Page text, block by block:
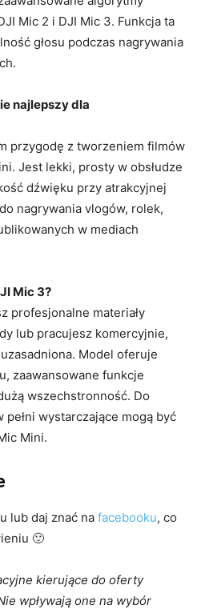
Mic 2 i DJI Mic 3. Funkcja ta
głosu podczas nagrywania
najlepszy dla
przygodę z tworzeniem filmów
Jest lekki, prosty w obsłudze
dźwięku przy atrakcyjnej
nagrywania vlogów, rolek,
w mediach
Mic 3?
profesjonalne materiały
lub pracujesz komercyjnie,
Model oferuje
zaawansowane funkcje
wszechstronność. Do
wystarczające mogą być
Mini.
lub daj znać na facebooku, co
🙂
kierujące do oferty
wpływają one na wybór